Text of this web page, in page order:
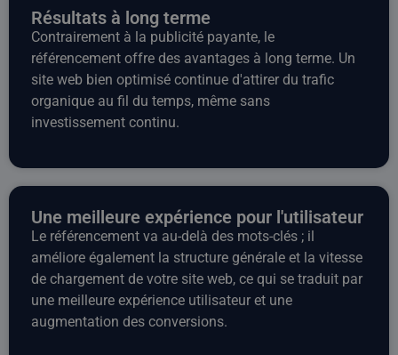
Résultats à long terme
Contrairement à la publicité payante, le
référencement offre des avantages à long terme. Un
site web bien optimisé continue d'attirer du trafic
organique au fil du temps, même sans
investissement continu.
Une meilleure expérience pour l'utilisateur
Le référencement va au-delà des mots-clés ; il
améliore également la structure générale et la vitesse
de chargement de votre site web, ce qui se traduit par
une meilleure expérience utilisateur et une
augmentation des conversions.